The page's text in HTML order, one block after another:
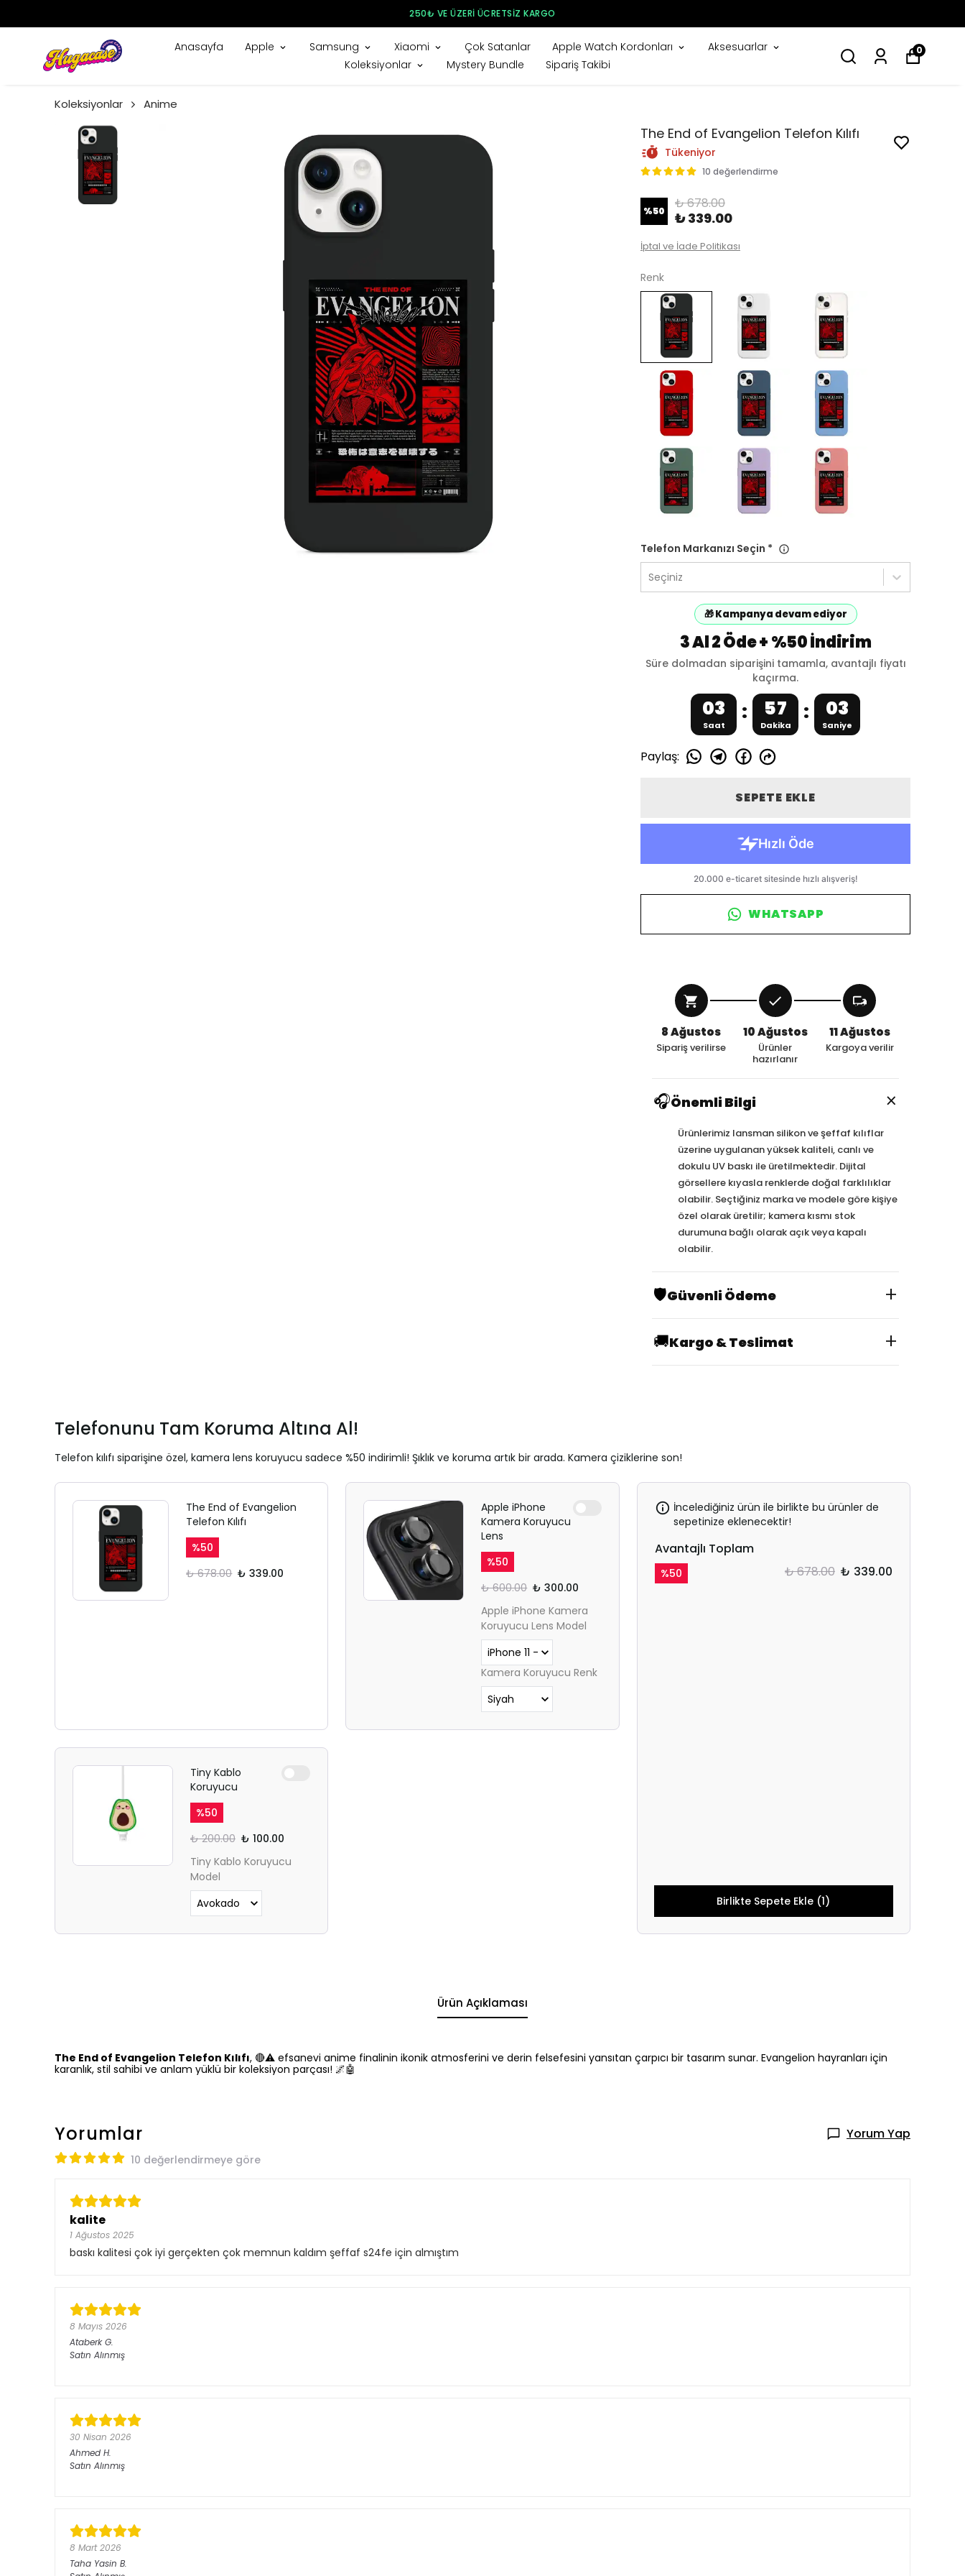
250₺ VE ÜZERI ÜCRETSIZ KARGO
Anasayfa Apple Samsung Xiaomi Çok Satanlar Apple Watch Kordonları
Aksesuarlar
Koleksiyonlar
Mystery Bundle Sipariş Takibi
0
Koleksiyonlar Anime
The End of Evangelion Telefon Kılıfı
Tükeniyor
10 değerlendirme
%50 ₺ 678.00
₺ 339.00
İptal ve İade Politikası
Renk
Telefon Markanızı Seçin *
Seçiniz
🎁 Kampanya devam ediyor
3 Al 2 Öde + %50 İndirim
Süre dolmadan siparişini tamamla, avantajlı fiyatı
kaçırma.
03
Saat
: 57
Dakika
: 02
Saniye
Paylaş:
SEPETE EKLE
WHATSAPP
8 Ağustos
Sipariş verilirse
10 Ağustos
Ürünler
hazırlanır
11 Ağustos
Kargoya verilir
🎧Önemli Bilgi ×
Ürünlerimiz lansman silikon ve şeffaf kılıflar
üzerine uygulanan yüksek kaliteli, canlı ve
dokulu UV baskı ile üretilmektedir. Dijital
görsellere kıyasla renklerde doğal farklılıklar
olabilir. Seçtiğiniz marka ve modele göre kişiye
özel olarak üretilir; kamera kısmı stok
durumuna bağlı olarak açık veya kapalı
olabilir.
🛡️Güvenli Ödeme +
🚚Kargo & Teslimat +
Telefonunu Tam Koruma Altına Al!
Telefon kılıfı siparişine özel, kamera lens koruyucu sadece %50 indirimli! Şıklık ve koruma artık bir arada. Kamera çiziklerine son!
The End of Evangelion
Telefon Kılıfı
%50
₺ 678.00 ₺ 339.00
Apple iPhone
Kamera Koruyucu
Lens
%50
₺ 600.00 ₺ 300.00
Apple iPhone Kamera
Koruyucu Lens Model
Kamera Koruyucu Renk
Tiny Kablo
Koruyucu
%50
₺ 200.00 ₺ 100.00
Tiny Kablo Koruyucu
Model
İncelediğiniz ürün ile birlikte bu ürünler de
sepetinize eklenecektir!
Avantajlı Toplam
%50 ₺ 678.00 ₺ 339.00
Birlikte Sepete Ekle (1)
Ürün Açıklaması
The End of Evangelion Telefon Kılıfı, 🔴⚠️ efsanevi anime finalinin ikonik atmosferini ve derin felsefesini yansıtan çarpıcı bir tasarım sunar. Evangelion hayranları için
karanlık, stil sahibi ve anlam yüklü bir koleksiyon parçası! 🌌🤖
Yorumlar Yorum Yap
10 değerlendirmeye göre
kalite
1 Ağustos 2025
baskı kalitesi çok iyi gerçekten çok memnun kaldım şeffaf s24fe için almıştım
8 Mayıs 2026
Ataberk G.
Satın Alınmış
30 Nisan 2026
Ahmed H.
Satın Alınmış
8 Mart 2026
Taha Yasin B.